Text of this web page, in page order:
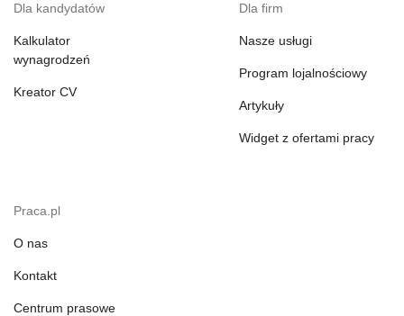
Dla kandydatów
Kalkulator
wynagrodzeń
Kreator CV
Dla firm
Nasze usługi
Program lojalnościowy
Artykuły
Widget z ofertami pracy
Praca.pl
O nas
Kontakt
Centrum prasowe